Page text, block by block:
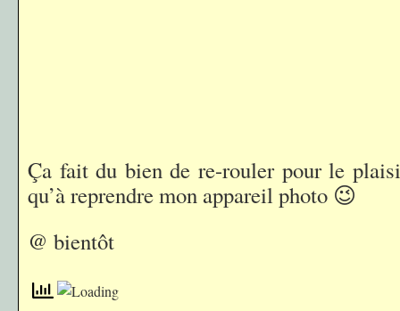
Ça fait du bien de re-rouler pour le
qu’à reprendre mon appareil photo 😉
@ bientôt